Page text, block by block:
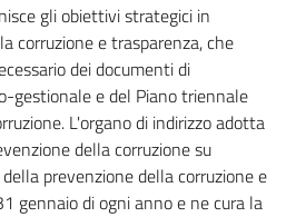
gli obiettivi strategici in
corruzione e trasparenza, che
dei documenti di
gestionale e del Piano triennale
L'organo di indirizzo adotta
della corruzione su
prevenzione della corruzione e
gennaio di ogni anno e ne cura la